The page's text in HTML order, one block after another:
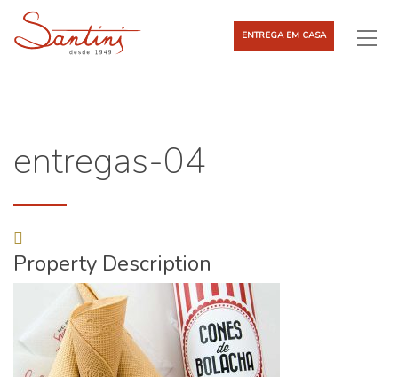
ENTREGA EM CASA
entregas-04
Property Description